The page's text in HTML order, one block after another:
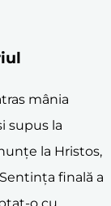
mânia
supus la
la Hristos,
finală a